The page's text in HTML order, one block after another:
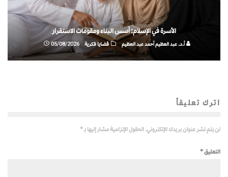
الأسرة في الإسلام: أسس البناء ومقومات الاستقرار
أ.د. عبد العظيم أحمد عبد العظيم قضايا فكرية 05/08/2026
اترك تعليقاً
لن يتم نشر عنوان بريدك الإلكتروني. الحقول الإلزامية مشار إليها بـ*
التعليق*